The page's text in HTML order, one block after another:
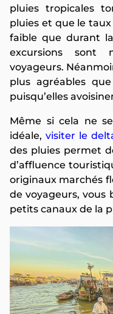
pluies tropicales
pluies et que le
faible que durant
excursions sont
voyageurs.
plus agréables
puisqu’elles
Même si cela ne
idéale, visiter le
des pluies permet
d’affluence
originaux marchés
de voyageurs, vous
petits canaux de la